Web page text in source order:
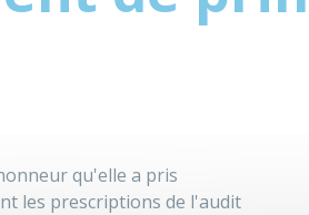
qu'elle a pris
les prescriptions de l'audit